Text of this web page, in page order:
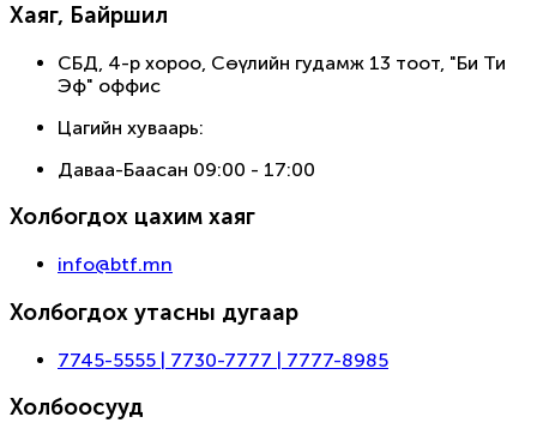
Хаяг, Байршил
СБД, 4-р хороо, Сөүлийн гудамж 13 тоот, "Би Ти
Эф" оффис
Цагийн хуваарь:
Даваа-Баасан 09:00 - 17:00
Холбогдох цахим хаяг
info@btf.mn
Холбогдох утасны дугаар
7745-5555 | 7730-7777 | 7777-8985
Холбоосууд